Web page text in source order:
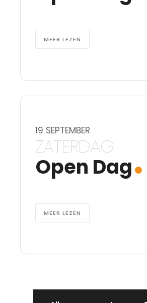
MEER LEZEN
19 SEPTEMBER
ZATERDAG
Open Dag
MEER LEZEN